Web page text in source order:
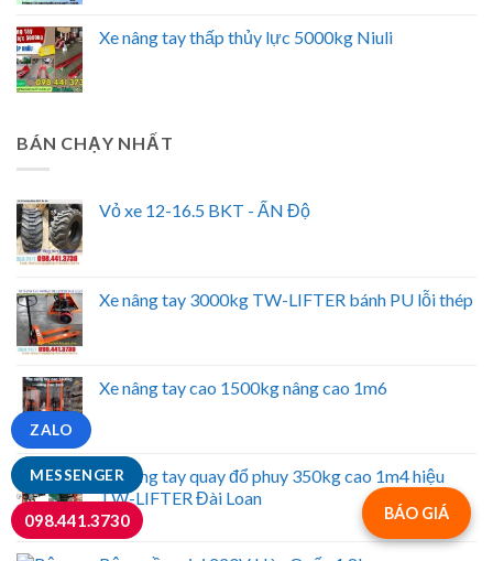
Xe nâng tay thấp thủy lực 5000kg Niuli
BÁN CHẠY NHẤT
Vỏ xe 12-16.5 BKT - ẤN Độ
Xe nâng tay 3000kg TW-LIFTER bánh PU lỗi thép
Xe nâng tay cao 1500kg nâng cao 1m6
Xe nâng tay quay đổ phuy 350kg cao 1m4 hiệu
TW-LIFTER Đài Loan
BÁO GIÁ
MESSENGER
ZALO
098.441.3730